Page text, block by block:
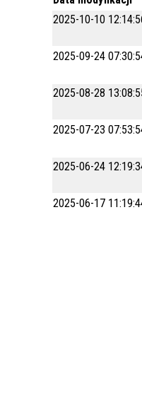
2025-10-10
2025-09-24
2025-08-28
2025-07-23
2025-06-24
2025-06-17